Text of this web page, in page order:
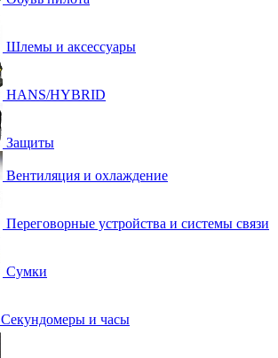
Шлемы и аксессуары
HANS/HYBRID
Защиты
Вентиляция и охлаждение
Переговорные устройства и системы связи
Сумки
Секундомеры и часы